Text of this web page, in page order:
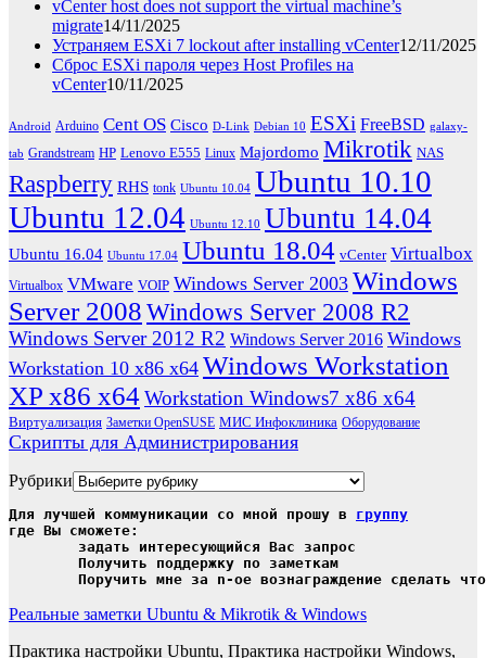
vCenter host does not support the virtual machine’s
migrate14/11/2025
Устраняем ESXi 7 lockout after installing vCenter12/11/2025
Сброс ESXi пароля через Host Profiles на
vCenter10/11/2025
Android Arduino Cent OS Cisco D-Link Debian 10 ESXi FreeBSD galaxy-
tab Grandstream HP Lenovo E555 Linux Majordomo Mikrotik NAS
Raspberry RHS tonk Ubuntu 10.04 Ubuntu 10.10
Ubuntu 12.04 Ubuntu 12.10 Ubuntu 14.04
Ubuntu 16.04 Ubuntu 17.04 Ubuntu 18.04 vCenter Virtualbox
Virtualbox VMware VOIP Windows Server 2003 Windows
Server 2008 Windows Server 2008 R2
Windows Server 2012 R2 Windows Server 2016 Windows
Workstation 10 x86 x64 Windows Workstation
XP x86 x64Workstation Windows7 x86 x64
Виртуализация Заметки OpenSUSE МИС Инфоклиника Оборудование
Скрипты для Администрирования
Рубрики
Для лучшей коммуникации со мной прошу в группу
где Вы сможете:
Поручить мне за n-ое вознаграждение сделать
Реальные заметки Ubuntu & Mikrotik & Windows
Практика настройки Ubuntu, Практика настройки Windows,